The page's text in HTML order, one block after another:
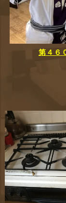
第４６